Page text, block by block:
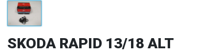
SKODA RAPID 13/18 ALT